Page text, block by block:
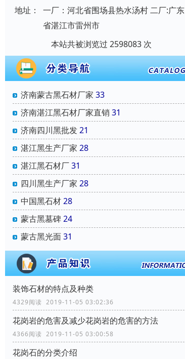
地址：
一厂：河北省围场县热水汤村 二厂:广东
省湛江市雷州市
本站共被浏览过 2598083 次
济南蒙古黑石材厂家 33
济南湛江黑石材厂家直销 31
济南四川黑批发21
湛江黑生产厂家 28
湛江黑石材厂31
四川黑生产厂家 28
中国黑石材28
蒙古黑墓碑24
蒙古黑光面31
装饰石材的特点及种类
4329阅读 2019-11-05 03:02:36
花岗岩的危害及减少花岗岩的危害的方法
4366阅读 2019-11-05 03:00:58
花岗石的分类介绍